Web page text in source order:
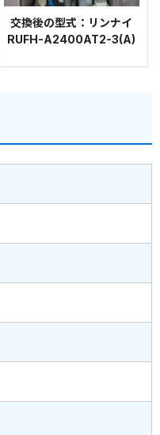
交換後の型式：リンナイ
RUFH-A2400AT2-3(A)